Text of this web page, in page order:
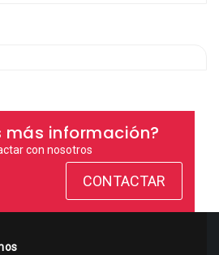
más información?
con nosotros
CONTACTAR